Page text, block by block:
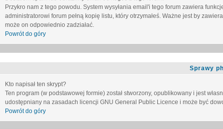
Przykro nam z tego powodu. System wysyłania email'i tego forum zawiera
administratorowi forum pełną kopię listu, który otrzymałeś. Ważne jest by
może on odpowiednio zadziałać.
Powrót do góry
Sprawy
Kto napisał ten skrypt?
Ten program (w podstawowej formie) został stworzony, opublikowany i jest
udostępniany na zasadach licencji GNU General Public Licence i może być
Powrót do góry